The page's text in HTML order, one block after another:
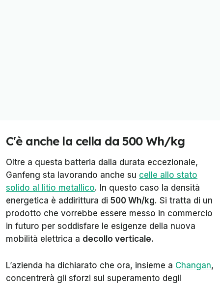
C'è anche la cella da 500 Wh/kg
Oltre a questa batteria dalla durata eccezionale,
Ganfeng sta lavorando anche su celle allo stato
solido al litio metallico. In questo caso la densità
energetica è addirittura di 500 Wh/kg. Si tratta di un
prodotto che vorrebbe essere messo in commercio
in futuro per soddisfare le esigenze della nuova
mobilità elettrica a decollo verticale.
L’azienda ha dichiarato che ora, insieme a Changan,
concentrerà gli sforzi sul superamento degli